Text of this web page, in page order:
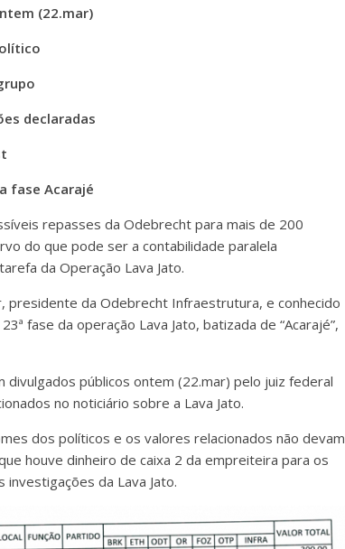
(22.mar)
declaradas
fase Acarajé
repasses da Odebrecht para mais de 200
do que pode ser a contabilidade paralela
da Operação Lava Jato.
presidente da Odebrecht Infraestrutura, e conhecido
fase da operação Lava Jato, batizada de “Acarajé”,
públicos ontem (22.mar) pelo juiz federal
no noticiário sobre a Lava Jato.
dos políticos e os valores relacionados não devam
houve dinheiro de caixa 2 da empreiteira para os
investigações da Lava Jato.